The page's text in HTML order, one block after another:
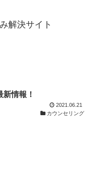
解決サイト
情報！
2021.06.21
カウンセリング